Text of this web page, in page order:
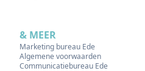
& MEER
Marketing bureau Ede
Algemene voorwaarden
Communicatiebureau Ede